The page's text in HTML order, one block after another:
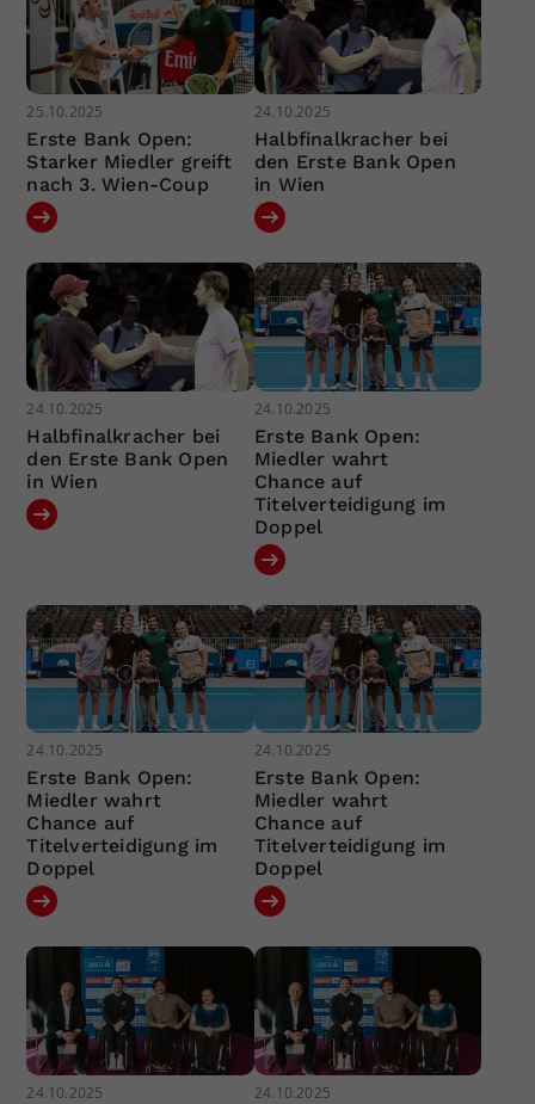
25.10.2025
Erste Bank Open:
Starker Miedler greift
nach 3. Wien-Coup
24.10.2025
Halbfinalkracher bei
den Erste Bank Open
in Wien
24.10.2025
Halbfinalkracher bei
den Erste Bank Open
in Wien
24.10.2025
Erste Bank Open:
Miedler wahrt
Chance auf
Titelverteidigung im
Doppel
24.10.2025
Erste Bank Open:
Miedler wahrt
Chance auf
Titelverteidigung im
Doppel
24.10.2025
Erste Bank Open:
Miedler wahrt
Chance auf
Titelverteidigung im
Doppel
24.10.2025 24.10.2025